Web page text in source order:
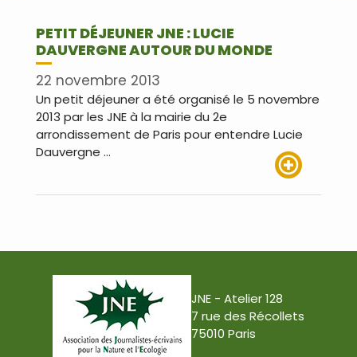
PETIT DÉJEUNER JNE : LUCIE
DAUVERGNE AUTOUR DU MONDE
22 novembre 2013
Un petit déjeuner a été organisé le 5 novembre
2013 par les JNE à la mairie du 2e
arrondissement de Paris pour entendre Lucie
Dauvergne …
JNE - Atelier 128
7 rue des Récollets
75010 Paris